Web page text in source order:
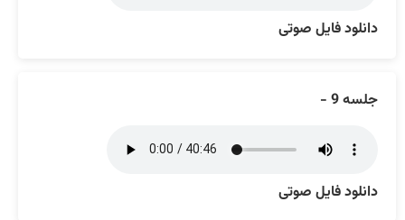
دانلود فایل صوتی
جلسه 9 -
دانلود فایل صوتی